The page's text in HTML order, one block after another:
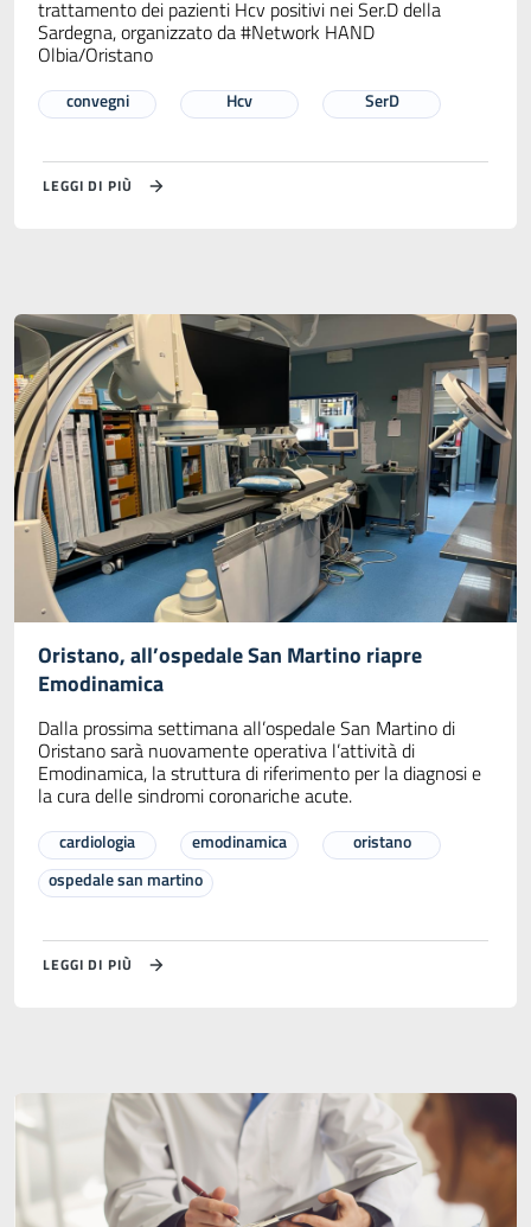
trattamento dei pazienti Hcv positivi nei Ser.D della
Sardegna, organizzato da #Network HAND
Olbia/Oristano
convegni Hcv SerD
LEGGI DI PIÙ
Oristano, all’ospedale San Martino riapre
Emodinamica
Dalla prossima settimana all’ospedale San Martino di
Oristano sarà nuovamente operativa l’attività di
Emodinamica, la struttura di riferimento per la diagnosi e
la cura delle sindromi coronariche acute.
cardiologia emodinamica
oristano
ospedale san martino
LEGGI DI PIÙ